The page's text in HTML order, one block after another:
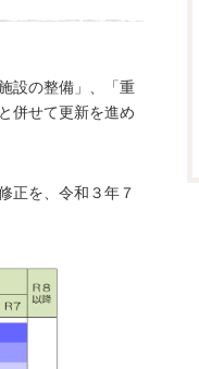
設の整備」、「重
併せて更新を進め
正を、令和３年７